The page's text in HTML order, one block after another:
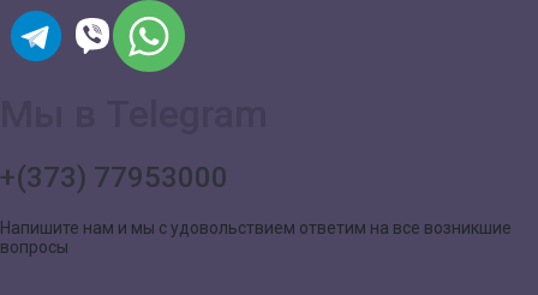
+(373) 77953000
Напишите нам и мы с удовольствием ответим на все возникшие
вопросы